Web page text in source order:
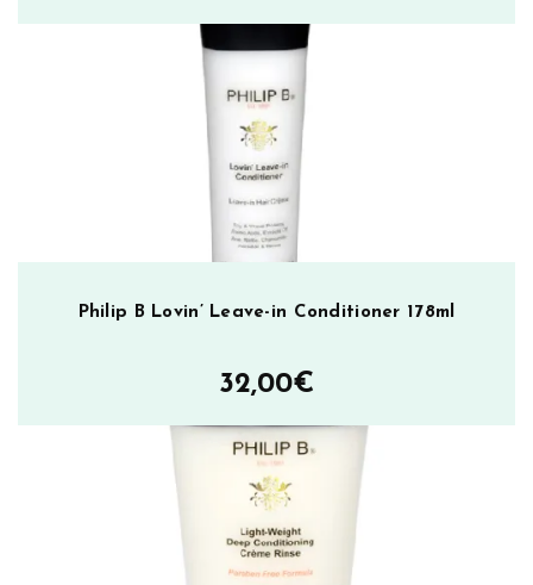
Philip B Lovin’ Leave-in Conditioner 178ml
32,00€